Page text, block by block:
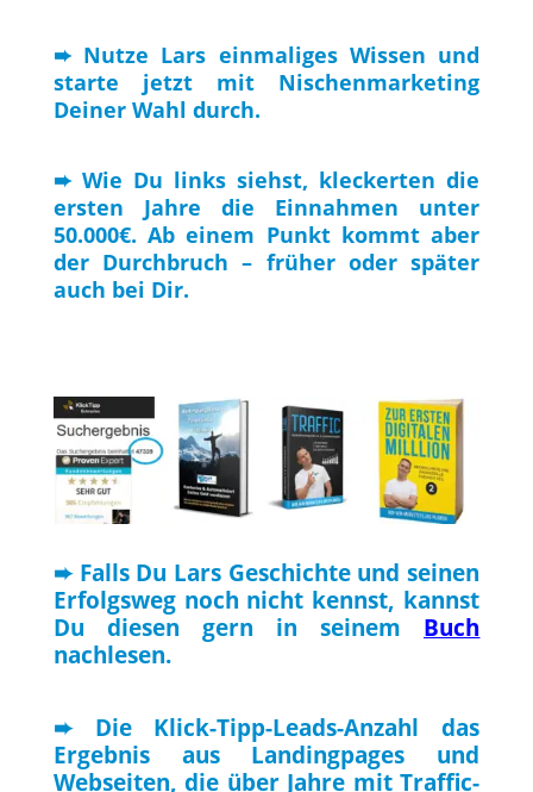
➨ Nutze Lars einmaliges Wissen und
starte jetzt mit Nischenmarketing
Deiner Wahl durch.
➨ Wie Du links siehst, kleckerten die
ersten Jahre die Einnahmen unter
50.000€. Ab einem Punkt kommt aber
der Durchbruch – früher oder später
auch bei Dir.
➨ Falls Du Lars Geschichte und seinen
Erfolgsweg noch nicht kennst, kannst
Du diesen gern in seinem Buch
nachlesen.
➨ Die Klick-Tipp-Leads-Anzahl das
Ergebnis aus Landingpages und
Webseiten, die über Jahre mit Traffic-